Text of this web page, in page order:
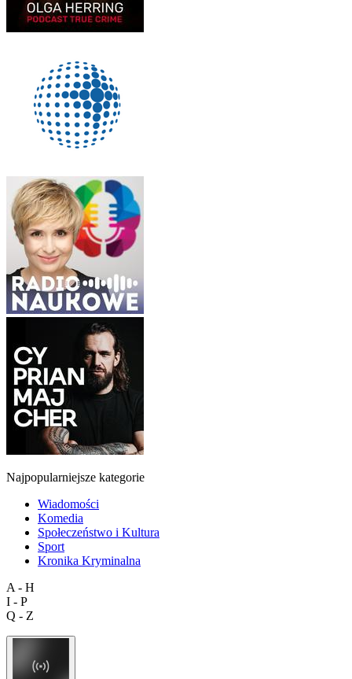
Najpopularniejsze kategorie
Wiadomości
Komedia
Społeczeństwo i Kultura
Sport
Kronika Kryminalna
A - H
I - P
Q - Z